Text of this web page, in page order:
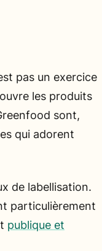
pas un exercice
les produits
sont,
qui adorent
de labellisation.
particulièrement
publique et